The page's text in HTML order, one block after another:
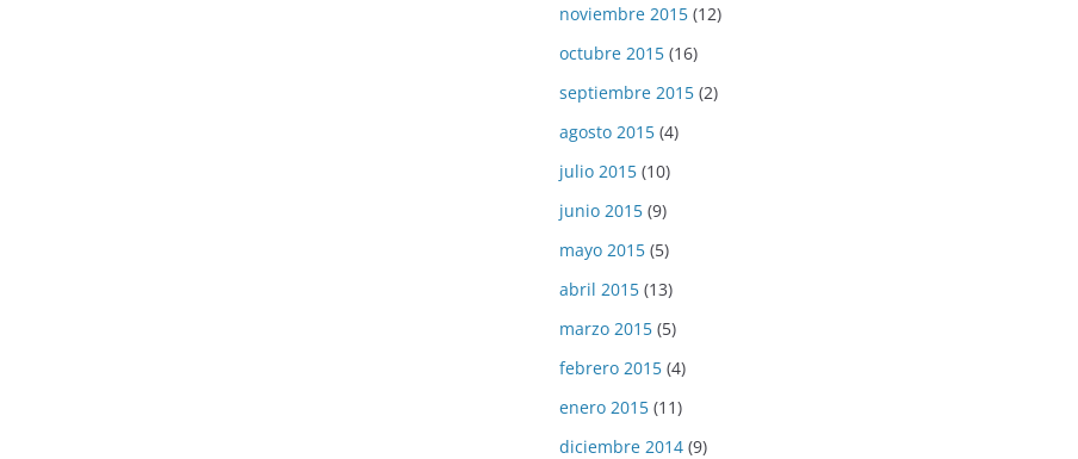
noviembre 2015 (12)
octubre 2015 (16)
septiembre 2015 (2)
agosto 2015 (4)
julio 2015 (10)
junio 2015 (9)
mayo 2015 (5)
abril 2015 (13)
marzo 2015 (5)
febrero 2015 (4)
enero 2015 (11)
diciembre 2014 (9)